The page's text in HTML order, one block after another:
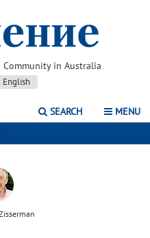
Community in Australia
English
SEARCH MENU
|